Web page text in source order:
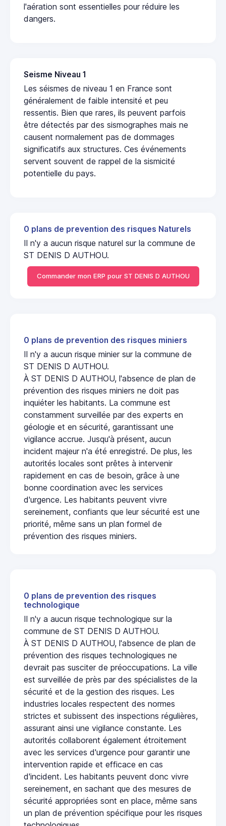
l'aération sont essentielles pour réduire les
dangers.
Seisme Niveau 1
Les séismes de niveau 1 en France sont
généralement de faible intensité et peu
ressentis. Bien que rares, ils peuvent parfois
être détectés par des sismographes mais ne
causent normalement pas de dommages
significatifs aux structures. Ces événements
servent souvent de rappel de la sismicité
potentielle du pays.
0 plans de prevention des risques Naturels
Il n'y a aucun risque naturel sur la commune de
ST DENIS D AUTHOU.
Commander mon ERP pour ST DENIS D AUTHOU
0 plans de prevention des risques miniers
Il n'y a aucun risque minier sur la commune de
ST DENIS D AUTHOU.
À ST DENIS D AUTHOU, l'absence de plan de
prévention des risques miniers ne doit pas
inquiéter les habitants. La commune est
constamment surveillée par des experts en
géologie et en sécurité, garantissant une
vigilance accrue. Jusqu'à présent, aucun
incident majeur n'a été enregistré. De plus, les
autorités locales sont prêtes à intervenir
rapidement en cas de besoin, grâce à une
bonne coordination avec les services
d'urgence. Les habitants peuvent vivre
sereinement, confiants que leur sécurité est une
priorité, même sans un plan formel de
prévention des risques miniers.
0 plans de prevention des risques
technologique
Il n'y a aucun risque technologique sur la
commune de ST DENIS D AUTHOU.
À ST DENIS D AUTHOU, l'absence de plan de
prévention des risques technologiques ne
devrait pas susciter de préoccupations. La ville
est surveillée de près par des spécialistes de la
sécurité et de la gestion des risques. Les
industries locales respectent des normes
strictes et subissent des inspections régulières,
assurant ainsi une vigilance constante. Les
autorités collaborent également étroitement
avec les services d'urgence pour garantir une
intervention rapide et efficace en cas
d'incident. Les habitants peuvent donc vivre
sereinement, en sachant que des mesures de
sécurité appropriées sont en place, même sans
un plan de prévention spécifique pour les risques